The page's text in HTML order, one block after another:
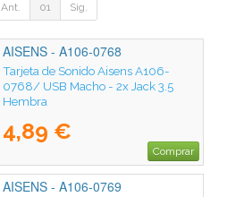
Ant. 01 Sig.
AISENS - A106-0768
Tarjeta de Sonido Aisens A106-
0768/ USB Macho - 2x Jack 3.5
Hembra
4,89 €
Comprar
AISENS - A106-0769